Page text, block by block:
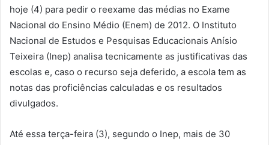
hoje (4) para pedir o reexame das médias no Exame
Nacional do Ensino Médio (Enem) de 2012. O Instituto
Nacional de Estudos e Pesquisas Educacionais Anísio
Teixeira (Inep) analisa tecnicamente as justificativas das
escolas e, caso o recurso seja deferido, a escola tem as
notas das proficiências calculadas e os resultados
divulgados.
Até essa terça-feira (3), segundo o Inep, mais de 30